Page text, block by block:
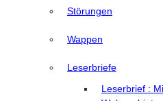
Störungen
Wappen
Leserbriefe
Leserbrief :